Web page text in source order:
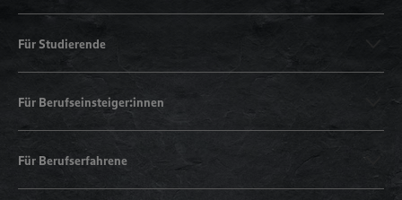
Für Studierende
Für Berufseinsteiger:innen
Für Berufserfahrene